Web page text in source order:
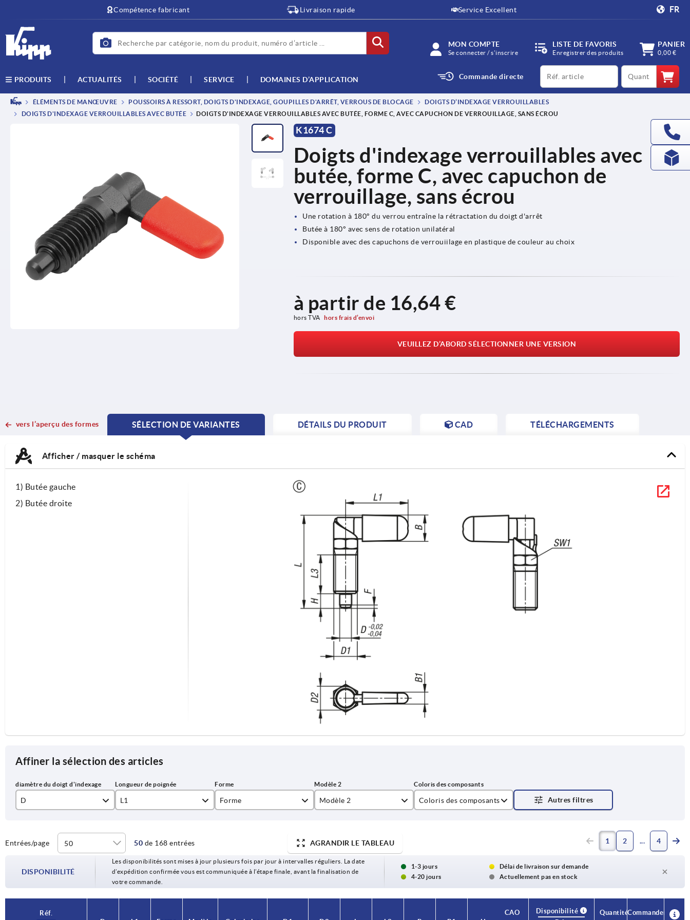
Compétence fabricant Livraison rapide Service Excellent FR
MON COMPTE
Se connecter / s’inscrire
LISTE DE FAVORIS
Enregistrer des produits
PANIER
0,00 €
PRODUITS ACTUALITÉS SOCIÉTÉ SERVICE DOMAINES D’APPLICATION Commande directe
productCode qty
ÉLÉMENTS DE MANŒUVRE POUSSOIRS À RESSORT, DOIGTS D'INDEXAGE, GOUPILLES D'ARRÊT, VERROUS DE BLOCAGE
DOIGTS D’INDEXAGE VERROUILLABLES
DOIGTS D'INDEXAGE VERROUILLABLES AVEC BUTÉE
DOIGTS D'INDEXAGE VERROUILLABLES AVEC BUTÉE, FORME C, AVEC CAPUCHON DE VERROUILLAGE, SANS ÉCROU
K1674 C
Doigts d'indexage verrouillables avec
butée, forme C, avec capuchon de
verrouillage, sans écrou
Une rotation à 180° du verrou entraîne la rétractation du doigt d'arrêt
Butée à 180° avec sens de rotation unilatéral
Disponible avec des capuchons de verrouiilage en plastique de couleur au choix
à partir de 16,64 €
hors TVA hors frais d’envoi
VEUILLEZ D’ABORD SÉLECTIONNER UNE VERSION
vers l’aperçu des formes
SÉLECTION DE VARIANTES
CURRENT
CURRENT
DÉTAILS DU PRODUIT CAD TÉLÉCHARGEMENTS
Afficher / masquer le schéma
1) Butée gauche
2) Butée droite
Affiner la sélection des articles
D
5
L1
31,1
41,5
51,3
Forme Modèle 2
à gauche
Coloris des composants
gris foncé RAL 7021
jaune colza RAL 1021
Entrées/page 50 de 168 entrées AGRANDIR LE TABLEAU 1 2 4
DISPONIBILITÉ
Les disponibilités sont mises à jour plusieurs fois par jour à intervalles réguliers. La date
d’expédition confirmée vous est communiquée à l’étape finale, avant la finalisation de
votre commande.
1-3 jours
Délai de livraison sur demande
4-20 jours
Actuellement pas en stock
Réf.
CAO
Disponibilité
QuantitéCommander
Réf.
CAO
Disponibilité
QuantitéCommander